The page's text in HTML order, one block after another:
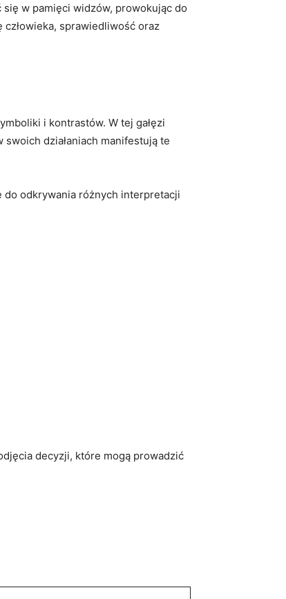
się w pamięci widzów, prowokując do
sprawiedliwość oraz
i kontrastów. W tej gałęzi
działaniach manifestują te
do odkrywania różnych interpretacji
decyzji, które mogą prowadzić